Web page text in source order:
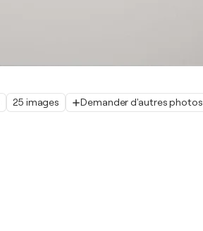
25 images Demander d'autres photos